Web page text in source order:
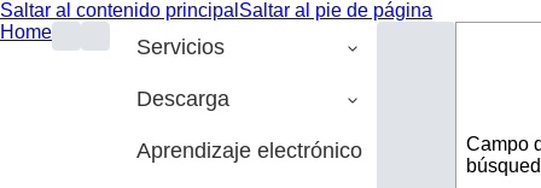
Saltar al contenido principal Saltar al pie de página
Home
Servicios
Descarga
Aprendizaje electrónico
Campo